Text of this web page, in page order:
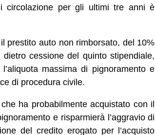
circolazione per gli ultimi tre anni è
prestito auto non rimborsato, del 10%
cessione del quinto stipendiale,
massima di pignoramento e
di procedura civile.
ha probabilmente acquistato con il
e risparmierà l’aggravio di
del credito erogato per l’acquisto